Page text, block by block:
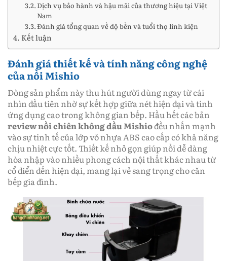
Dịch vụ bảo hành và hậu mãi của thương hiệu tại Việt
Nam
Đánh giá tổng quan về độ bền và tuổi thọ linh kiện
Kết luận
Đánh giá thiết kế và tính năng công nghệ
của nồi Mishio
Dòng sản phẩm này thu hút người dùng ngay từ cái
nhìn đầu tiên nhờ sự kết hợp giữa nét hiện đại và tính
ứng dụng cao trong không gian bếp. Hầu hết các bản
review nồi chiên không dầu Mishiođều nhấn mạnh
vào sự tinh tế của lớp vỏ nhựa ABS cao cấp có khả năng
chịu nhiệt cực tốt. Thiết kế nhỏ gọn giúp nồi dễ dàng
hòa nhập vào nhiều phong cách nội thất khác nhau từ
cổ điển đến hiện đại, mang lại vẻ sang trọng cho căn
bếp gia đình.